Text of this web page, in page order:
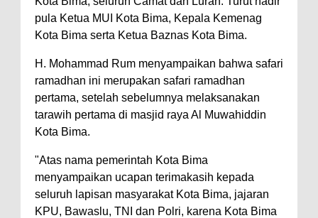
Pembangunan RSUD Kota Bima,
Pastikan Pemindahan Layanan
Berjalan Bertahap
"Polisi Peduli" Satsamapta
Polres Bima Bantu Warga Padolo
Atasi Krisis Air Bersih
Warga Tidak Layak Huni di
Kelurahan Oi Mbo, Dorong
Percepatan Bantuan BSPS
pula Ketua MUI Kota Bima, Kepala Kemenag
Kota Bima serta Ketua Baznas Kota Bima.
H. Mohammad Rum menyampaikan bahwa safari
ramadhan ini merupakan safari ramadhan
pertama, setelah sebelumnya melaksanakan
tarawih pertama di masjid raya Al Muwahiddin
Kota Bima.
"Atas nama pemerintah Kota Bima
menyampaikan ucapan terimakasih kepada
seluruh lapisan masyarakat Kota Bima, jajaran
KPU, Bawaslu, TNI dan Polri, karena Kota Bima